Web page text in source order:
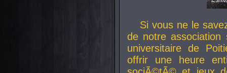
Si vous ne le
de notre
universitaire de
offrir une heure